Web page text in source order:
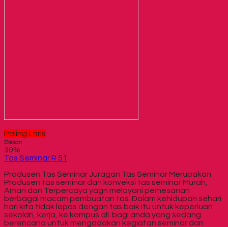
Paling Laris
Diskon
30%
Tas Seminar R 51
Produsen Tas Seminar Juragan Tas Seminar Merupakan
Produsen tas seminar dan konveksi tas seminar Murah,
Aman dan Terpercaya yagn melayani pemesanan
berbagai macam pembuatan tas. Dalam kehidupan sehari
hari kita tidak lepas dengan tas baik itu untuk keperluan
sekolah, kerja, ke kampus dll. bagi anda yang sedang
berencana untuk mengadakan kegiatan seminar dan